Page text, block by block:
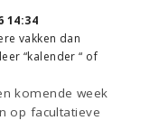
14:34
vakken dan
“kalender “ of
komende week
op facultatieve